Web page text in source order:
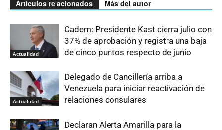
Artículos relacionados Más del autor
Actualidad
Cadem: Presidente Kast cierra julio con
37% de aprobación y registra una baja
de cinco puntos respecto de junio
Actualidad
Delegado de Cancillería arriba a
Venezuela para iniciar reactivación de
relaciones consulares
Declaran Alerta Amarilla para la